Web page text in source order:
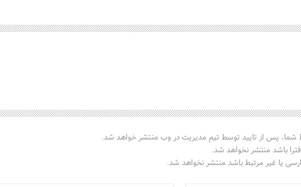
شما، پس از تایید توسط تیم مدیریت در وب منتشر خواهد شد.
باشد منتشر نخواهد شد.
یا غیر مرتبط باشد منتشر نخواهد شد.